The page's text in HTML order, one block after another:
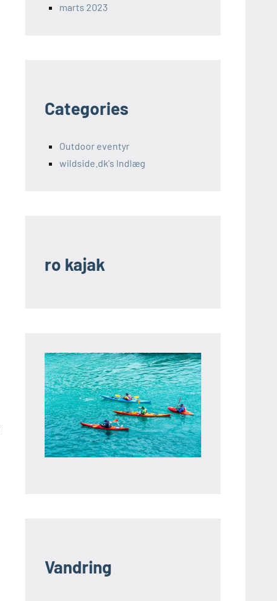
marts 2023
Categories
Outdoor eventyr
wildside.dk's Indlæg
ro kajak
Vandring